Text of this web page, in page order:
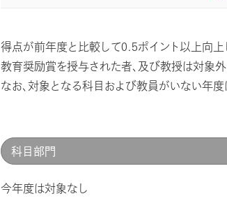
得点が前年度と比較して0.5ポイント以上向
教育奨励賞を授与された者、及び教授は対象外
なお、対象となる科目および教員がいない年度
科目部門
今年度は対象なし